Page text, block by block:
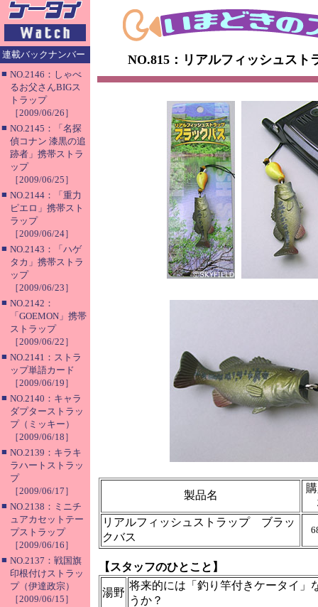
連載バックナンバー
■ NO.2146：しゃべ
るお父さんBIGス
トラップ
［2009/06/26］
■ NO.2145：「名探
偵コナン 漆黒の追
跡者」携帯ストラ
ップ
［2009/06/25］
■ NO.2144：「重力
ピエロ」携帯スト
ラップ
［2009/06/24］
■ NO.2143：「ハゲ
タカ」携帯ストラ
ップ
［2009/06/23］
■ NO.2142：
「GOEMON」携帯
ストラップ
［2009/06/22］
■ NO.2141：ストラ
ップ単語カード
［2009/06/19］
■ NO.2140：キャラ
ダプターストラッ
プ（ミッキー）
［2009/06/18］
■ NO.2139：キラキ
ラハートストラッ
プ
［2009/06/17］
■ NO.2138：ミニチ
ュアカセットテー
プストラップ
［2009/06/16］
■ NO.2137：戦国旗
印根付けストラッ
プ（伊達政宗）
［2009/06/15］
NO.815：リアルフィッシュス
製品名
リアルフィッシュストラップ ブラッ
クバス
【スタッフのひとこと】
湯野
将来的には「釣り竿付きケータイ」
うか？